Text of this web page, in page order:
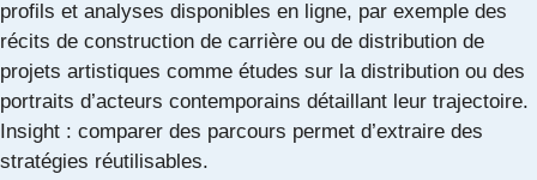
profils et analyses disponibles en ligne, par exemple des
récits de construction de carrière ou de distribution de
projets artistiques comme études sur la distribution ou des
portraits d’acteurs contemporains détaillant leur trajectoire.
Insight : comparer des parcours permet d’extraire des
stratégies réutilisables.